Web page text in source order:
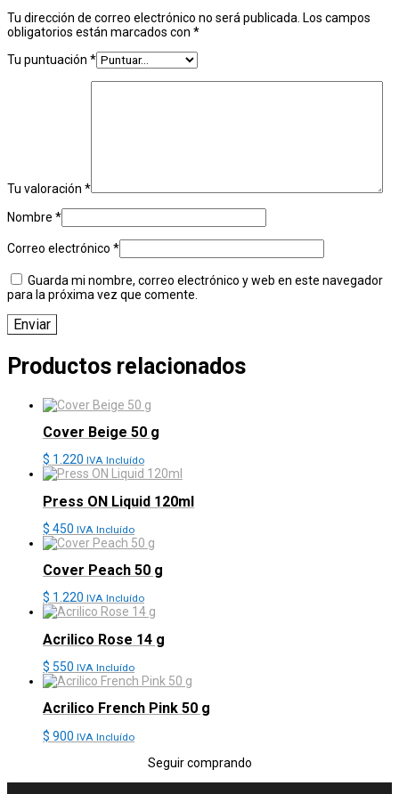
Tu dirección de correo electrónico no será publicada. Los campos
obligatorios están marcados con *
Tu puntuación *
Tu valoración *
Nombre *
Correo electrónico *
Guarda mi nombre, correo electrónico y web en este navegador
para la próxima vez que comente.
Productos relacionados
Cover Beige 50 g
$ 1.220 IVA Incluído
Press ON Liquid 120ml
$ 450 IVA Incluído
Cover Peach 50 g
$ 1.220 IVA Incluído
Acrilico Rose 14 g
$ 550 IVA Incluído
Acrilico French Pink 50 g
$ 900 IVA Incluído
Seguir comprando